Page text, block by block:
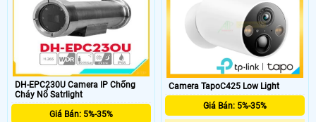
1.700.000 VNĐ Ebitcam EBO2
🥈 Lắp Camera Starlight Trọn Bộ
1.700.000 VNĐ Camera Dahua
🗺
DH-EPC230U Camera IP Chống
Cháy Nổ Satrlight
Giá Bán: 5%-35%
Camera TapoC425 Low Light
Giá Bán: 5%-35%